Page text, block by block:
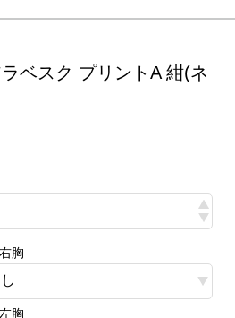
ベスク プリントA 紺(ネ
胸
胸